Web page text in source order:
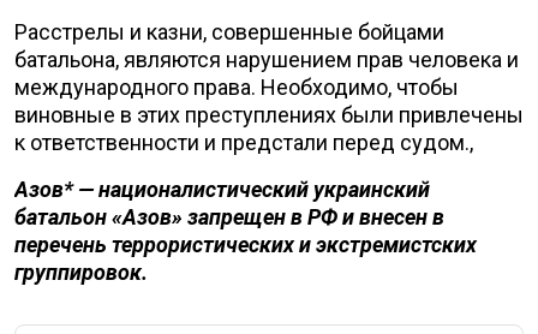
Расстрелы и казни, совершенные бойцами
батальона, являются нарушением прав человека и
международного права. Необходимо, чтобы
виновные в этих преступлениях были привлечены
к ответственности и предстали перед судом.,
Азов* — националистический украинский
батальон «Азов» запрещен в РФ и внесен в
перечень террористических и экстремистских
группировок.